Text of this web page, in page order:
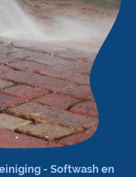
- Softwash en